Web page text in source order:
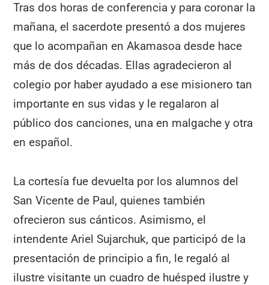
Tras dos horas de conferencia y para coronar la
mañana, el sacerdote presentó a dos mujeres
que lo acompañan en Akamasoa desde hace
más de dos décadas. Ellas agradecieron al
colegio por haber ayudado a ese misionero tan
importante en sus vidas y le regalaron al
público dos canciones, una en malgache y otra
en español.
La cortesía fue devuelta por los alumnos del
San Vicente de Paul, quienes también
ofrecieron sus cánticos. Asimismo, el
intendente Ariel Sujarchuk, que participó de la
presentación de principio a fin, le regaló al
ilustre visitante un cuadro de huésped ilustre y